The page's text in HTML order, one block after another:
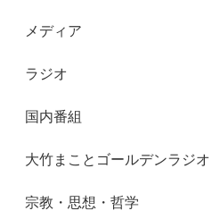
メディア
ラジオ
国内番組
大竹まことゴールデンラジオ
宗教・思想・哲学